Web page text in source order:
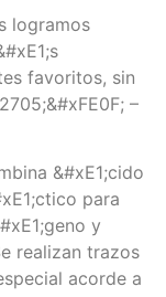
logramos
favoritos, sin
–
&#xE1;cido
para
y
realizan trazos
acorde a